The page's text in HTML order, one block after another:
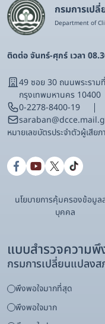
กรมการเป
Department of
ติดต่อ จันทร์-ศุกร์ เวลา
49 ซอย 30 ถนนพระรา
กรุงเทพมหานคร 10400
0-2278-8400-19
หมายเลขบัตรประจําตัวผู้เสี
นโยบายการคุ้มครองข้อมูล
บุคคล
แบบสำรวจความพึ
กรมการเปลี่ยนแปลง
พึงพอใจมากที่สุด
พึงพอใจมาก